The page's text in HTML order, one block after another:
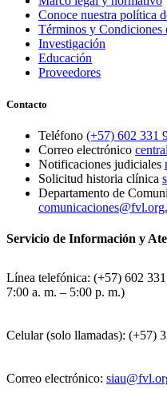
Conoce nuestra política
Términos y Condiciones
Investigación
Educación
Proveedores
Contacto
Teléfono (+57) 602 331
Correo electrónico
Notificaciones judiciales
Solicitud historia clínica
Departamento de
Servicio de Información y
Línea telefónica: (+57) 602
7:00 a. m. – 5:00 p. m.)
Celular (solo llamadas): (+57)
Correo electrónico: